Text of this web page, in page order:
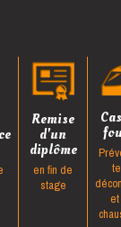
Remise
d'un
diplôme
en fin de
stage